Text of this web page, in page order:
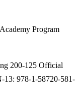
Program
200-125 Official
13: 978-1-58720-581-